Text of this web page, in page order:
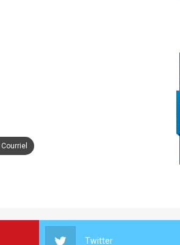
Courriel
Twitter